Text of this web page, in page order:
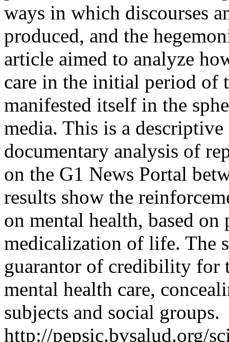
ways in which discourses
produced, and the
article aimed to analyze
care in the initial period of
manifested itself in the
media. This is a
documentary analysis of
on the G1 News Portal
results show the
on mental health, based
medicalization of life. The
guarantor of credibility for
mental health care,
subjects and social groups.
http://pepsic.bvsalud.org/